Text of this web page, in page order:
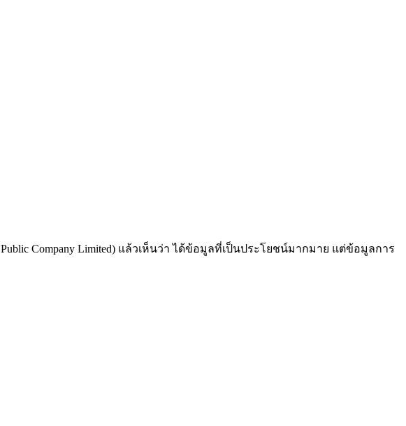
Company Limited) แล้วเห็นว่า ได้ข้อมูลที่เป็นประโยชน์มากมาย แต่ข้อมูลการ